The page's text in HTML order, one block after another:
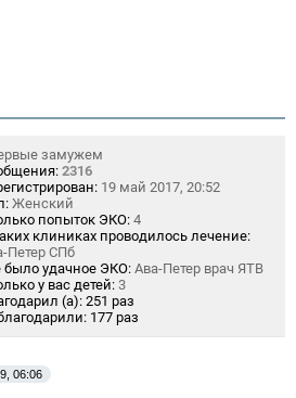
замужем
2316
19 май 2017, 20:52
Женский
попыток ЭКО: 4
клиниках проводилось лечение:
Петер СПб
было удачное ЭКО: Ава-Петер врач ЯТВ
у вас детей: 3
(а): 251 раз
177 раз
06:06